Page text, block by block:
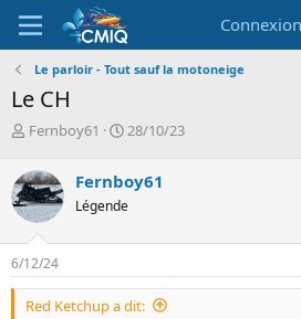
Connexion
Le parloir - Tout sauf la motoneige
Le CH
A
t
e
u
r
d
e
l
a
Fernboy61
D
e
d
d
b
u
28/10/23
Fernboy61
Légende
6/12/24
Red Ketchup a dit: